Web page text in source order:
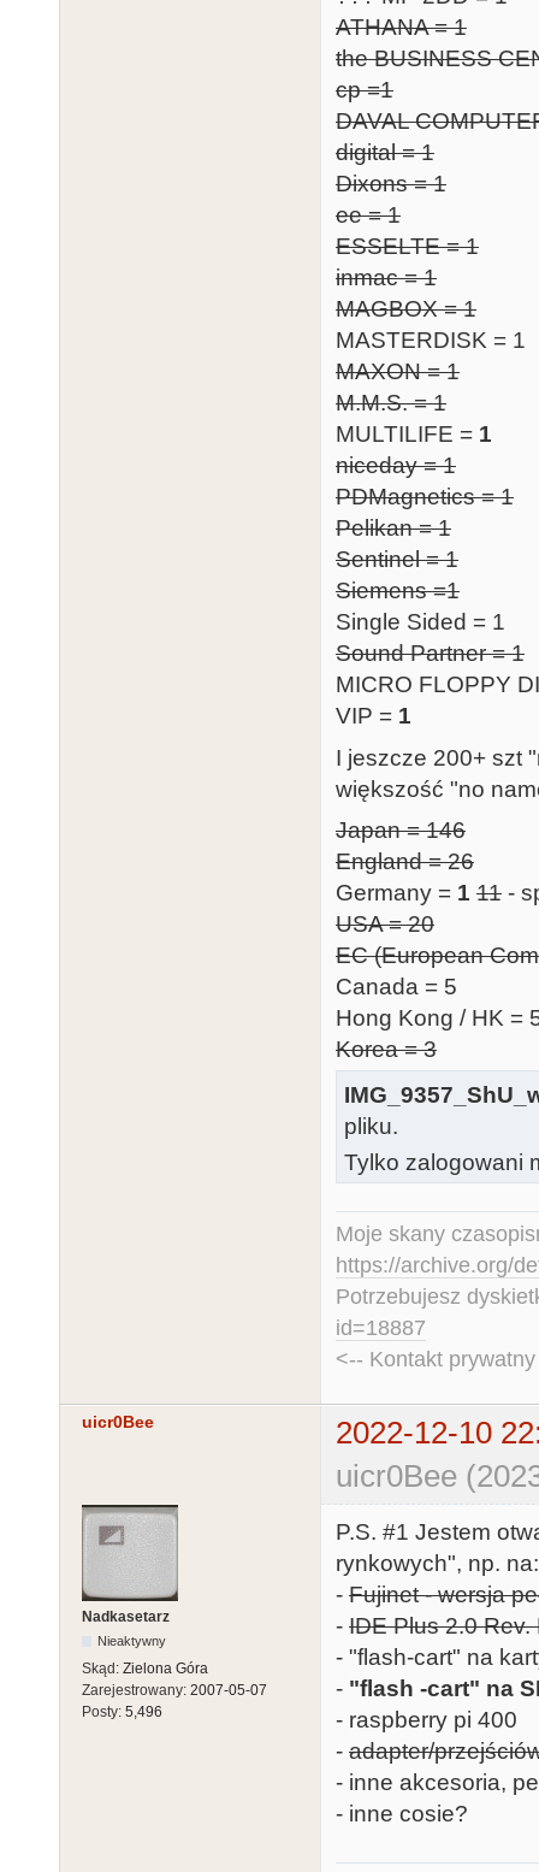
ATHANA = 1
the BUSINESS
cp =1
DAVAL
digital = 1
Dixons = 1
ee = 1
ESSELTE = 1
inmac = 1
MAGBOX = 1
MASTERDISK = 1
MAXON = 1
M.M.S. = 1
MULTILIFE = 1
niceday = 1
PDMagnetics = 1
Pelikan = 1
Sentinel = 1
Siemens =1
Single Sided = 1
Sound Partner = 1
MICRO FLOPPY
VIP = 1
I jeszcze 200+ szt
większość "no
Japan = 146
England = 26
Germany = 1 11 -
USA = 20
EC (European
Canada = 5
Hong Kong / HK =
Korea = 3
pliku.
Tylko zalogowani
Moje skany
https://archive.org/
Potrzebujesz
id=18887
<-- Kontakt
uicr0Bee
2022-12-10
uicr0Bee
Nadkasetarz
Nieaktywny
Skąd: Zielona Góra
Zarejestrowany: 2007-05-07
Posty: 5,496
P.S. #1 Jestem
rynkowych", np. na:
- Fujinet - wersja
- IDE Plus 2.0 Rev.
- "flash-cart" na
- "flash -cart" na
- raspberry pi 400
- adapter/
- inne akcesoria,
- inne cosie?